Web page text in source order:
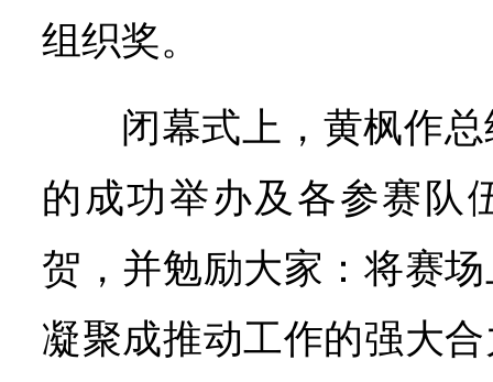
组织奖。
闭幕式上，黄枫作
的成功举办及各参赛队
贺，并勉励大家：将赛
凝聚成推动工作的强大